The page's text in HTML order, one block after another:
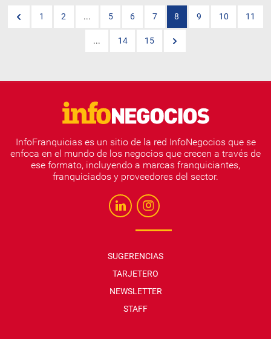
1 2 ... 5 6 7 8 9 10 11
... 14 15
InfoFranquicias es un sitio de la red InfoNegocios que se
enfoca en el mundo de los negocios que crecen a través de
ese formato, incluyendo a marcas franquiciantes,
franquiciados y proveedores del sector.
SUGERENCIAS
TARJETERO
NEWSLETTER
STAFF